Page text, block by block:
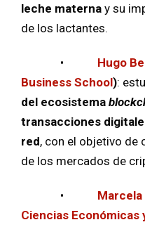
leche materna y su
de los lactantes.
• Hugo
Business School):
del ecosistema
transacciones
red, con el objetivo de
de los mercados de
• Marcela
Ciencias Económicas